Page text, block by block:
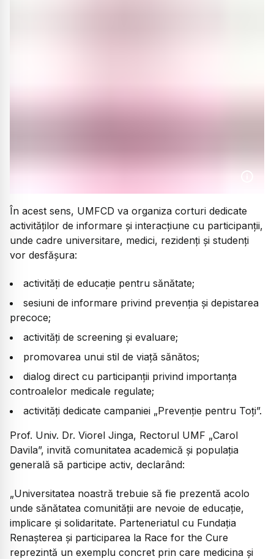
În acest sens, UMFCD va organiza corturi dedicate
activităților de informare și interacțiune cu participanții,
unde cadre universitare, medici, rezidenți și studenți
vor desfășura:
activități de educație pentru sănătate;
sesiuni de informare privind prevenția și depistarea
precoce;
activități de screening și evaluare;
promovarea unui stil de viață sănătos;
dialog direct cu participanții privind importanța
controalelor medicale regulate;
activități dedicate campaniei „Prevenție pentru Toți”.
Prof. Univ. Dr. Viorel Jinga, Rectorul UMF „Carol
Davila”, invită comunitatea academică și populația
generală să participe activ, declarând:
„Universitatea noastră trebuie să fie prezentă acolo
unde sănătatea comunității are nevoie de educație,
implicare și solidaritate. Parteneriatul cu Fundația
Renașterea și participarea la Race for the Cure
reprezintă un exemplu concret prin care medicina și